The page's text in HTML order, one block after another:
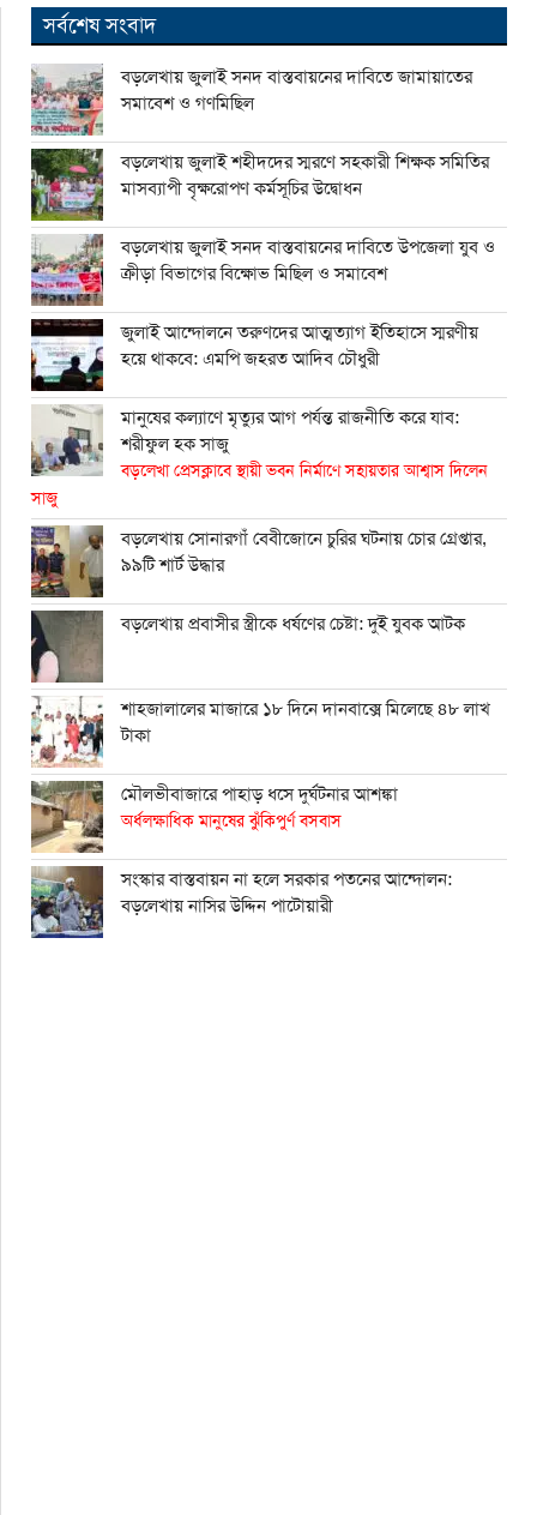
সর্বশেষ সংবাদ
বড়লেখায় জুলাই সনদ বাস্তবায়নের দাবিতে জামায়াতের
সমাবেশ ও গণমিছিল
বড়লেখায় জুলাই শহীদদের স্মরণে সহকারী শিক্ষক সমিতির
মাসব্যাপী বৃক্ষরোপণ কর্মসূচির উদ্বোধন
বড়লেখায় জুলাই সনদ বাস্তবায়নের দাবিতে উপজেলা যুব ও
ক্রীড়া বিভাগের বিক্ষোভ মিছিল ও সমাবেশ
জুলাই আন্দোলনে তরুণদের আত্মত্যাগ ইতিহাসে স্মরণীয়
হয়ে থাকবে: এমপি জহরত আদিব চৌধুরী
মানুষের কল্যাণে মৃত্যুর আগ পর্যন্ত রাজনীতি করে যাব:
শরীফুল হক সাজু
বড়লেখা প্রেসক্লাবে স্থায়ী ভবন নির্মাণে সহায়তার আশ্বাস দিলেন
সাজু
বড়লেখায় সোনারগাঁ বেবীজোনে চুরির ঘটনায় চোর গ্রেপ্তার,
৯৯টি শার্ট উদ্ধার
বড়লেখায় প্রবাসীর স্ত্রীকে ধর্ষণের চেষ্টা: দুই যুবক আটক
শাহ্জালালের মাজারে ১৮ দিনে দানবাক্সে মিলেছে ৪৮ লাখ
টাকা
মৌলভীবাজারে পাহাড় ধসে দুর্ঘটনার আশঙ্কা
অর্ধলক্ষাধিক মানুষের ঝুঁকিপুর্ণ বসবাস
সংস্কার বাস্তবায়ন না হলে সরকার পতনের আন্দোলন:
বড়লেখায় নাসির উদ্দিন পাটোয়ারী